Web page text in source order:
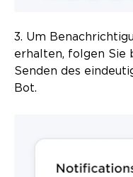
3. Um
erhalten, folgen Sie
Senden des
Bot.